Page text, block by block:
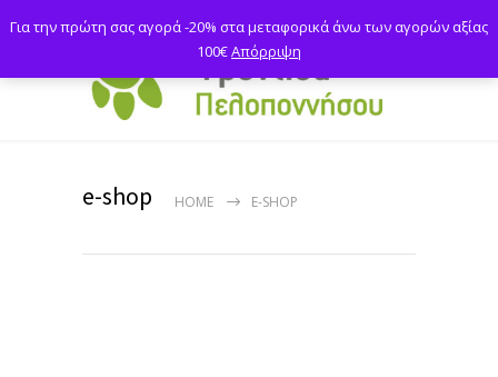
e-shop HOME E-SHOP
Για την πρώτη σας αγορά -20% στα μεταφορικά άνω των αγορών αξίας
100€Απόρριψη